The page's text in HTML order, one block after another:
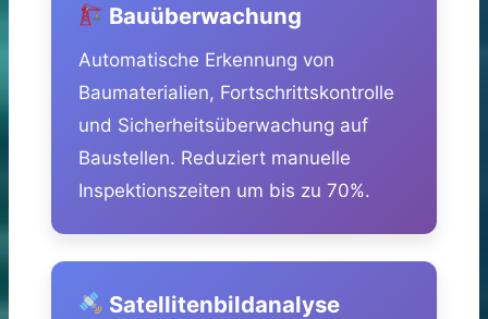
Bauüberwachung
Automatische Erkennung von
Baumaterialien, Fortschrittskontrolle
und Sicherheitsüberwachung auf
Baustellen. Reduziert manuelle
Inspektionszeiten um bis zu 70%.
Satellitenbildanalyse